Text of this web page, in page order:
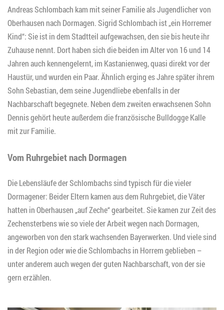
Andreas Schlombach kam mit seiner Familie als Jugendlicher von
Oberhausen nach Dormagen. Sigrid Schlombach ist „ein Horremer
Kind“: Sie ist in dem Stadtteil aufgewachsen, den sie bis heute ihr
Zuhause nennt. Dort haben sich die beiden im Alter von 16 und 14
Jahren auch kennengelernt, im Kastanienweg, quasi direkt vor der
Haustür, und wurden ein Paar. Ähnlich erging es Jahre später ihrem
Sohn Sebastian, dem seine Jugendliebe ebenfalls in der
Nachbarschaft begegnete. Neben dem zweiten erwachsenen Sohn
Dennis gehört heute außerdem die französische Bulldogge Kalle
mit zur Familie.
Vom Ruhrgebiet nach Dormagen
Die Lebensläufe der Schlombachs sind typisch für die vieler
Dormagener: Beider Eltern kamen aus dem Ruhrgebiet, die Väter
hatten in Oberhausen „auf Zeche“ gearbeitet. Sie kamen zur Zeit des
Zechensterbens wie so viele der Arbeit wegen nach Dormagen,
angeworben von den stark wachsenden Bayerwerken. Und viele sind
in der Region oder wie die Schlombachs in Horrem geblieben –
unter anderem auch wegen der guten Nachbarschaft, von der sie
gern erzählen.